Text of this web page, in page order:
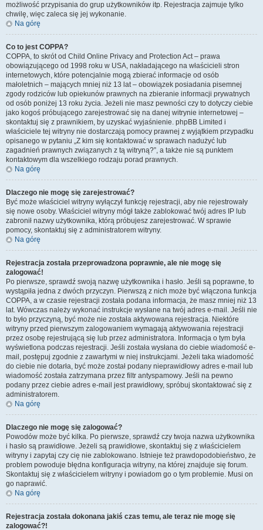
możliwość przypisania do grup użytkowników itp. Rejestracja zajmuje tylko
chwilę, więc zaleca się jej wykonanie.
Na górę
Co to jest COPPA?
COPPA, to skrót od Child Online Privacy and Protection Act – prawa
obowiązującego od 1998 roku w USA, nakładającego na właścicieli stron
internetowych, które potencjalnie mogą zbierać informacje od osób
małoletnich – mających mniej niż 13 lat – obowiązek posiadania pisemnej
zgody rodziców lub opiekunów prawnych na zbieranie informacji prywatnych
od osób poniżej 13 roku życia. Jeżeli nie masz pewności czy to dotyczy ciebie
jako kogoś próbującego zarejestrować się na danej witrynie internetowej –
skontaktuj się z prawnikiem, by uzyskać wyjaśnienie. phpBB Limited i
właściciele tej witryny nie dostarczają pomocy prawnej z wyjątkiem przypadku
opisanego w pytaniu „Z kim się kontaktować w sprawach nadużyć lub
zagadnień prawnych związanych z tą witryną?”, a także nie są punktem
kontaktowym dla wszelkiego rodzaju porad prawnych.
Na górę
Dlaczego nie mogę się zarejestrować?
Być może właściciel witryny wyłączył funkcję rejestracji, aby nie rejestrowały
się nowe osoby. Właściciel witryny mógł także zablokować twój adres IP lub
zabronił nazwy użytkownika, którą próbujesz zarejestrować. W sprawie
pomocy, skontaktuj się z administratorem witryny.
Na górę
Rejestracja została przeprowadzona poprawnie, ale nie mogę się
zalogować!
Po pierwsze, sprawdź swoją nazwę użytkownika i hasło. Jeśli są poprawne, to
wystąpiła jedna z dwóch przyczyn. Pierwszą z nich może być włączona funkcja
COPPA, a w czasie rejestracji została podana informacja, że masz mniej niż 13
lat. Wówczas należy wykonać instrukcje wysłane na twój adres e-mail. Jeśli nie
to było przyczyną, być może nie została aktywowana rejestracja. Niektóre
witryny przed pierwszym zalogowaniem wymagają aktywowania rejestracji
przez osobę rejestrującą się lub przez administratora. Informacja o tym była
wyświetlona podczas rejestracji. Jeśli została wysłana do ciebie wiadomość e-
mail, postępuj zgodnie z zawartymi w niej instrukcjami. Jeżeli taka wiadomość
do ciebie nie dotarła, być może został podany nieprawidłowy adres e-mail lub
wiadomość została zatrzymana przez filtr antyspamowy. Jeśli na pewno
podany przez ciebie adres e-mail jest prawidłowy, spróbuj skontaktować się z
administratorem.
Na górę
Dlaczego nie mogę się zalogować?
Powodów może być kilka. Po pierwsze, sprawdź czy twoja nazwa użytkownika
i hasło są prawidłowe. Jeżeli są prawidłowe, skontaktuj się z właścicielem
witryny i zapytaj czy cię nie zablokowano. Istnieje też prawdopodobieństwo, że
problem powoduje błędna konfiguracja witryny, na której znajduje się forum.
Skontaktuj się z właścicielem witryny i powiadom go o tym problemie. Musi on
go naprawić.
Na górę
Rejestracja została dokonana jakiś czas temu, ale teraz nie mogę się
zalogować?!